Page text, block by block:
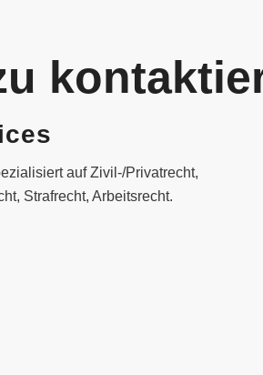
auf Zivil-/Privatrecht,
Strafrecht, Arbeitsrecht.